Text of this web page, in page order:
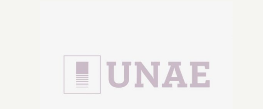
Interculturalización, diversidad cultural y
lingüística y formación de nuevas